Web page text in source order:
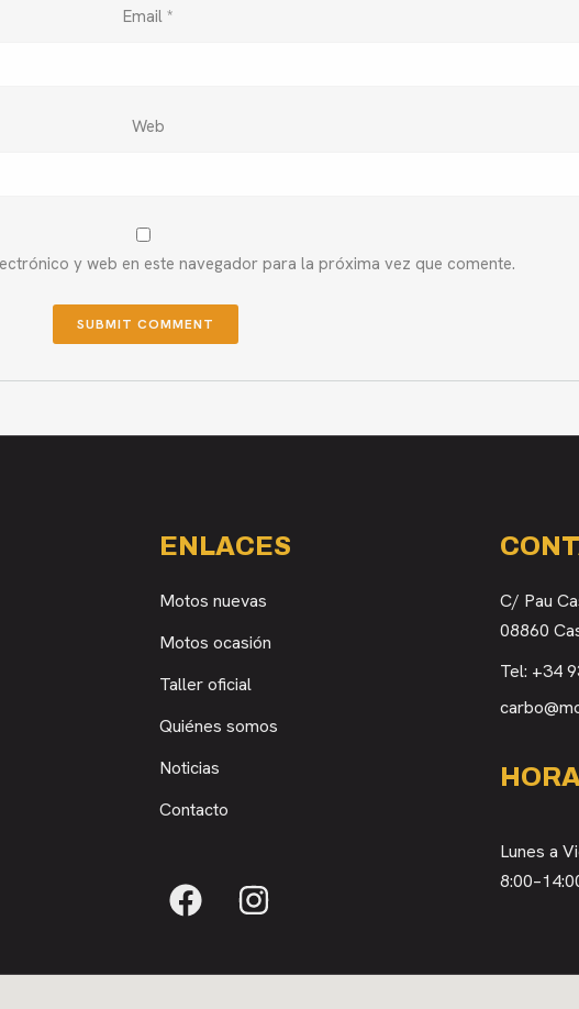
Email *
Web
y web en este navegador para la próxima vez que comente.
ENLACES
Motos nuevas
Motos ocasión
Taller oficial
Quiénes somos
Noticias
Contacto
C/ Pau
08860
Tel: +34
Lunes a